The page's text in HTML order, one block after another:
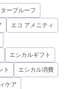
ープルーフ
エコ アメニティ
エシカルギフト
ト エシカル消費
ケア